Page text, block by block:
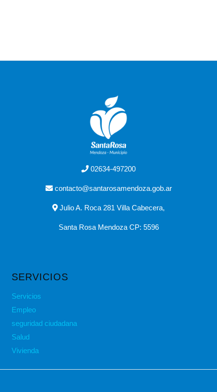
02634-497200
contacto@santarosamendoza.gob.ar
Julio A. Roca 281 Villa Cabecera,
Santa Rosa Mendoza CP: 5596
SERVICIOS
Servicios
Empleo
seguridad ciudadana
Salud
Vivienda